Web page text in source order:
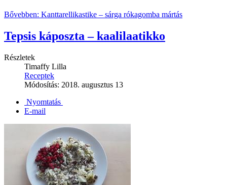
Bővebben: Kanttarellikastike – sárga rókagomba mártás
Tepsis káposzta ‒ kaalilaatikko
Részletek
Timaffy Lilla
Receptek
Módosítás: 2018. augusztus 13
Nyomtatás
E-mail